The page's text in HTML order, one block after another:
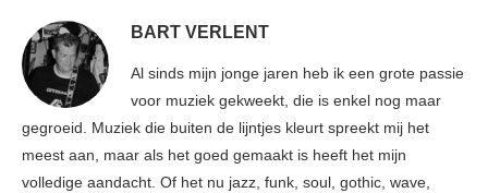
BART VERLENT
Al sinds mijn jonge jaren heb ik een grote passie
voor muziek gekweekt, die is enkel nog maar
gegroeid. Muziek die buiten de lijntjes kleurt spreekt mij het
meest aan, maar als het goed gemaakt is heeft het mijn
volledige aandacht. Of het nu jazz, funk, soul, gothic, wave,